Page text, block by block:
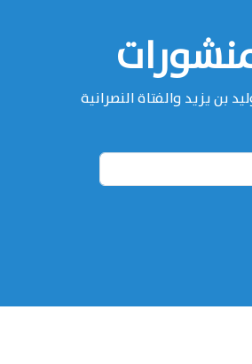
بن يزيد والفتاة النصرانية